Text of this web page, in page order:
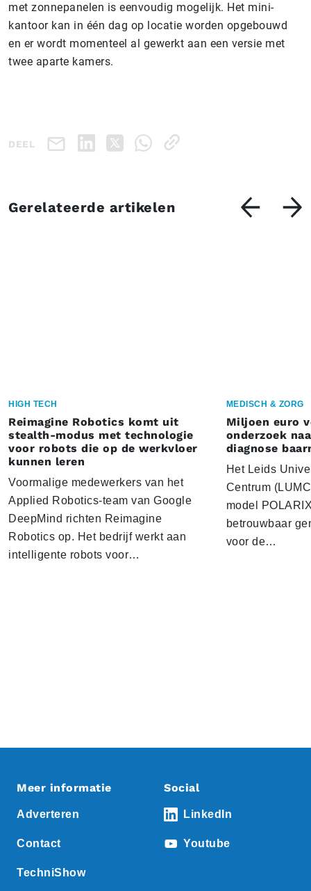
met zonnepanelen is eenvoudig mogelijk. Het mini-
kantoor kan in één dag op locatie worden opgebouwd
en er wordt momenteel al gewerkt aan een versie met
twee aparte kamers.
DEEL
Gerelateerde artikelen
HIGH TECH
Reimagine Robotics komt uit
stealth-modus met technologie
voor robots die op de werkvloer
kunnen leren
Voormalige medewerkers van het
Applied Robotics-team van Google
DeepMind richten Reimagine
Robotics op. Het bedrijf werkt aan
intelligente robots voor…
MEDISCH & ZORG
Miljoen euro
onderzoek
diagnose
Het Leids
Centrum
model
betrouwbaar
voor de…
Meer informatie
Adverteren
Contact
TechniShow
Social
LinkedIn
Youtube